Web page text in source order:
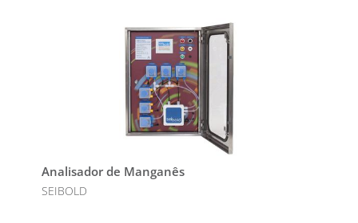
Analisador de Manganês
SEIBOLD